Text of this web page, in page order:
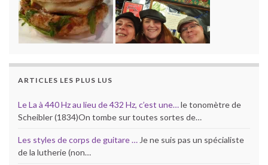
ARTICLES LES PLUS LUS
Le La à 440 Hz au lieu de 432 Hz, c’est une…le tonomètre de
Scheibler (1834)On tombe sur toutes sortes de…
Les styles de corps de guitare … Je ne suis pas un spécialiste
de la lutherie (non…